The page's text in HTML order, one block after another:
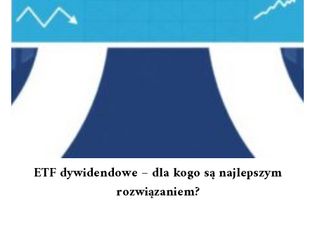
ETF dywidendowe – dla kogo są najlepszym
rozwiązaniem?